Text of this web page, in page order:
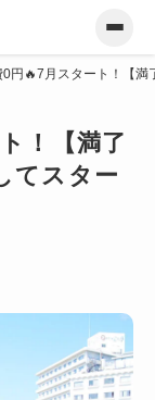
円🔥7月スタート！【満
！【満了
てスター